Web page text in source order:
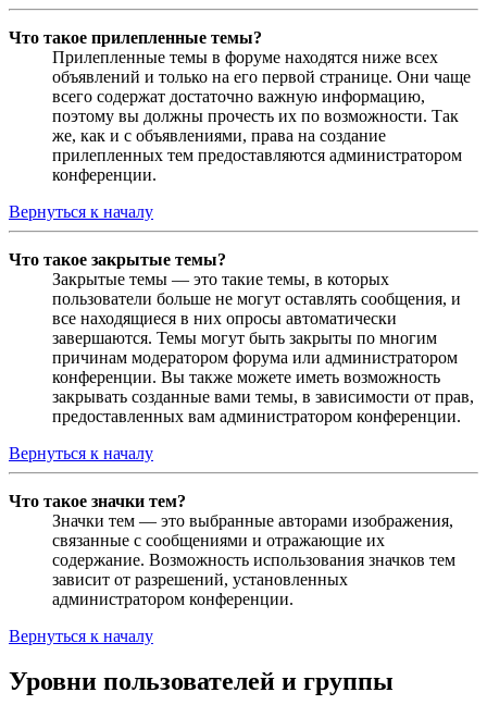
Что такое прилепленные темы?
Прилепленные темы в форуме находятся ниже всех
объявлений и только на его первой странице. Они чаще
всего содержат достаточно важную информацию,
поэтому вы должны прочесть их по возможности. Так
же, как и с объявлениями, права на создание
прилепленных тем предоставляются администратором
конференции.
Вернуться к началу
Что такое закрытые темы?
Закрытые темы — это такие темы, в которых
пользователи больше не могут оставлять сообщения, и
все находящиеся в них опросы автоматически
завершаются. Темы могут быть закрыты по многим
причинам модератором форума или администратором
конференции. Вы также можете иметь возможность
закрывать созданные вами темы, в зависимости от прав,
предоставленных вам администратором конференции.
Вернуться к началу
Что такое значки тем?
Значки тем — это выбранные авторами изображения,
связанные с сообщениями и отражающие их
содержание. Возможность использования значков тем
зависит от разрешений, установленных
администратором конференции.
Вернуться к началу
Уровни пользователей и группы